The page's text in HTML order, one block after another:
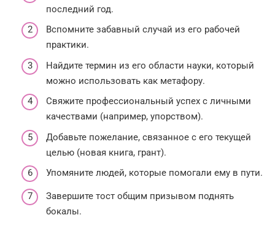
последний год.
Вспомните забавный случай из его рабочей
практики.
Найдите термин из его области науки, который
можно использовать как метафору.
Свяжите профессиональный успех с личными
качествами (например, упорством).
Добавьте пожелание, связанное с его текущей
целью (новая книга, грант).
Упомяните людей, которые помогали ему в пути.
Завершите тост общим призывом поднять
бокалы.